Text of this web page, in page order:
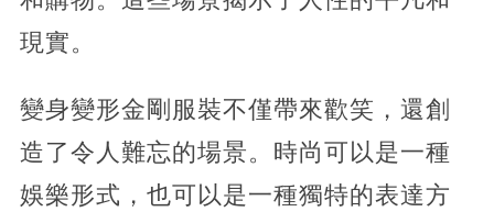
現實。
變身變形金剛服裝不僅帶來歡笑，還創
造了令人難忘的場景。時尚可以是一種
娛樂形式，也可以是一種獨特的表達方